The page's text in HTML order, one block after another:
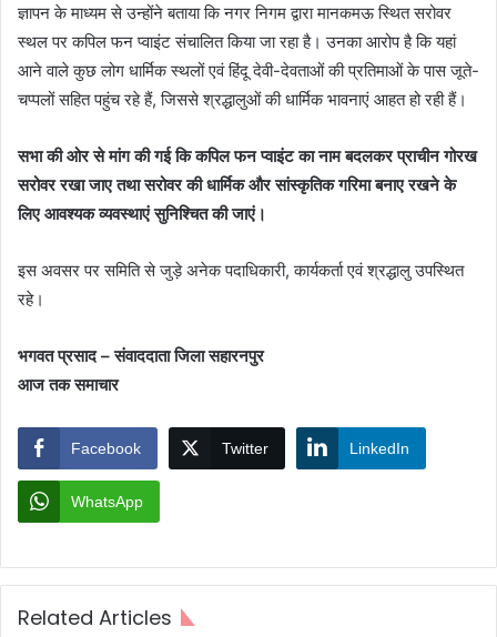
ज्ञापन के माध्यम से उन्होंने बताया कि नगर निगम द्वारा मानकमऊ स्थित सरोवर
स्थल पर कपिल फन प्वाइंट संचालित किया जा रहा है। उनका आरोप है कि यहां
आने वाले कुछ लोग धार्मिक स्थलों एवं हिंदू देवी-देवताओं की प्रतिमाओं के पास जूते-
चप्पलों सहित पहुंच रहे हैं, जिससे श्रद्धालुओं की धार्मिक भावनाएं आहत हो रही हैं।
सभा की ओर से मांग की गई कि कपिल फन प्वाइंट का नाम बदलकर प्राचीन गोरख
सरोवर रखा जाए तथा सरोवर की धार्मिक और सांस्कृतिक गरिमा बनाए रखने के
लिए आवश्यक व्यवस्थाएं सुनिश्चित की जाएं।
इस अवसर पर समिति से जुड़े अनेक पदाधिकारी, कार्यकर्ता एवं श्रद्धालु उपस्थित
रहे।
भगवत प्रसाद – संवाददाता जिला सहारनपुर
आज तक समाचार
Facebook Twitter LinkedIn
WhatsApp
Related Articles